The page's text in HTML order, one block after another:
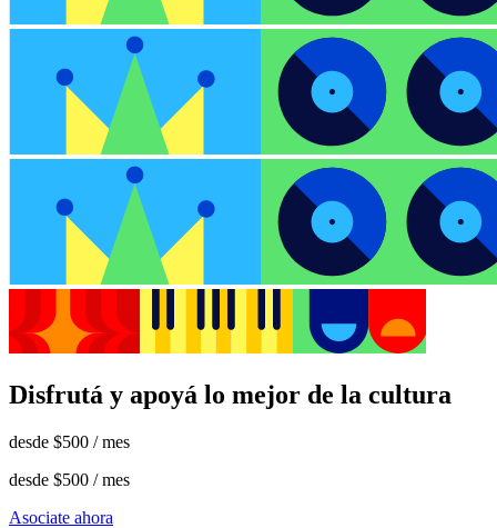
Disfrutá y apoyá lo mejor de la cultura
desde $500 / mes
desde $500 / mes
Asociate ahora